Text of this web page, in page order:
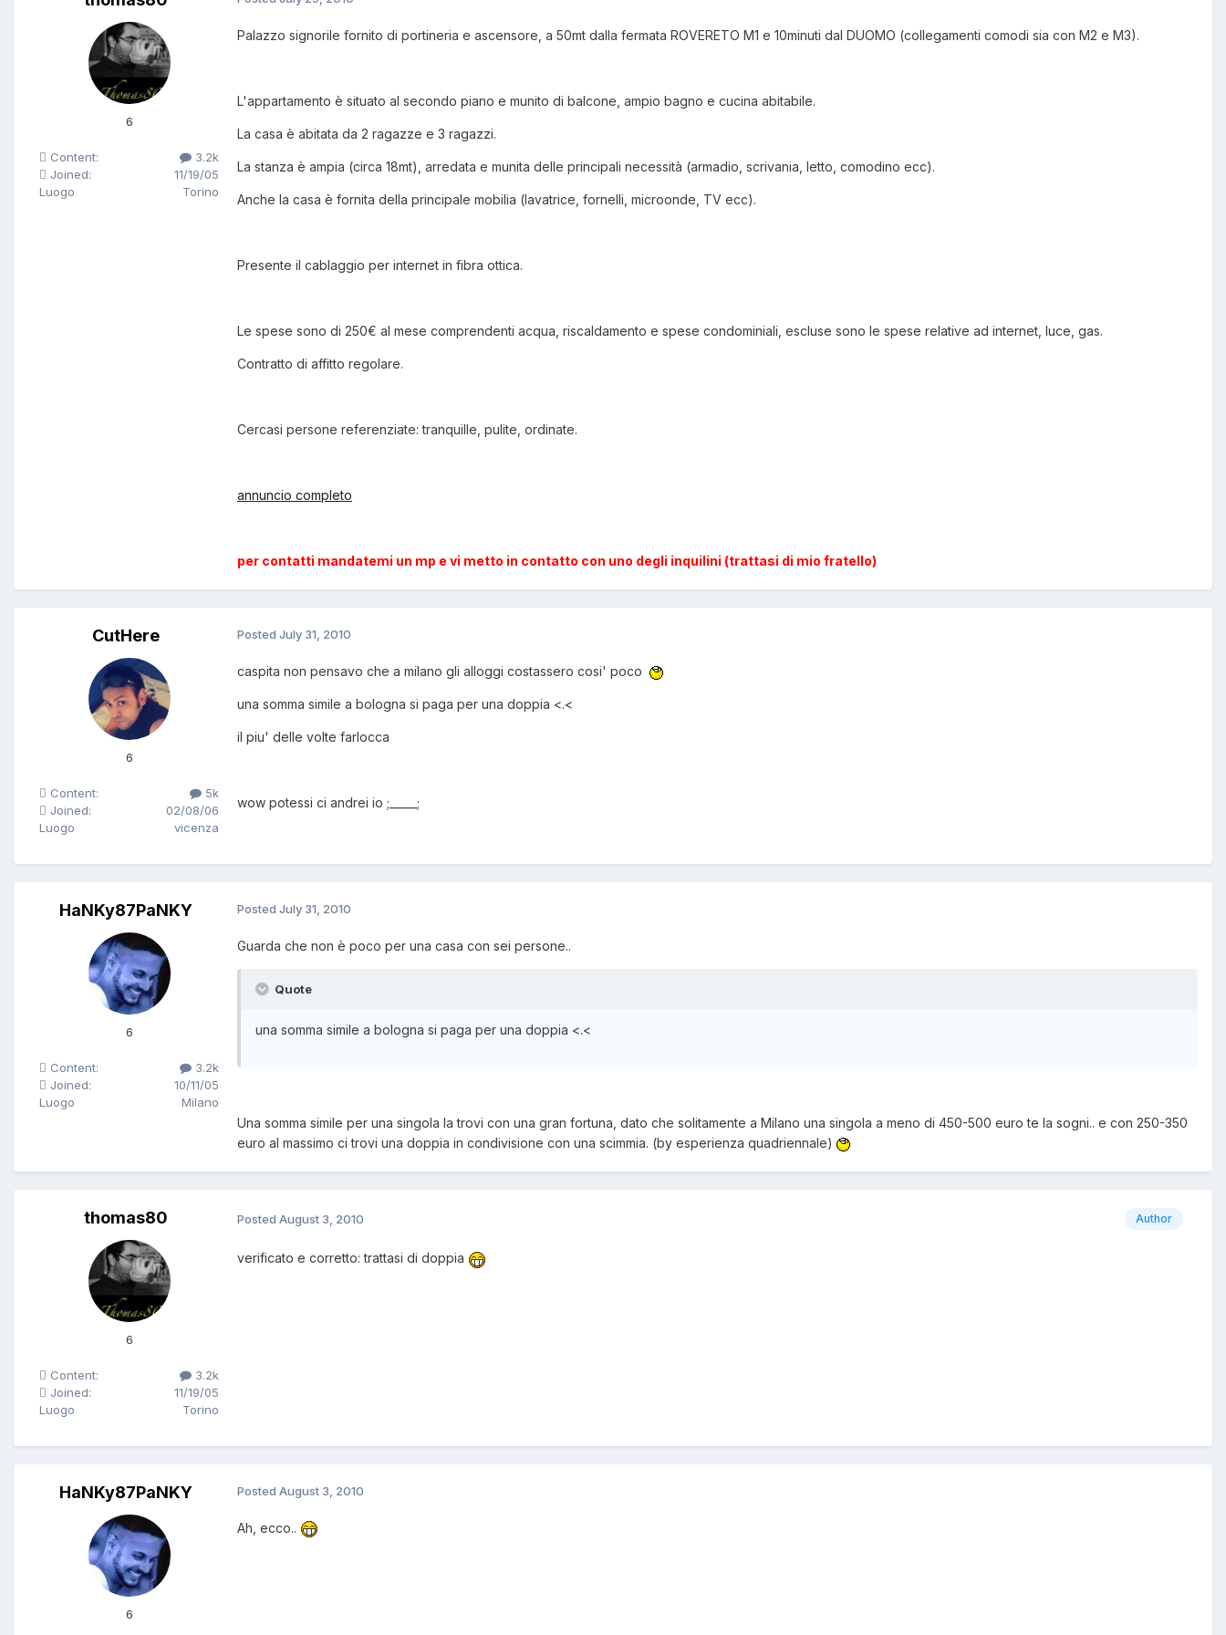
6
Content:
3.2k
Joined:
11/19/05
Luogo
Torino
Palazzo signorile fornito di portineria e ascensore, a 50mt dalla fermata ROVERETO M1 e 10minuti dal DUOMO (collegamenti comodi sia con M2 e M3).
L'appartamento è situato al secondo piano e munito di balcone, ampio bagno e cucina abitabile.
La casa è abitata da 2 ragazze e 3 ragazzi.
La stanza è ampia (circa 18mt), arredata e munita delle principali necessità (armadio, scrivania, letto, comodino ecc).
Anche la casa è fornita della principale mobilia (lavatrice, fornelli, microonde, TV ecc).
Presente il cablaggio per internet in fibra ottica.
Le spese sono di 250€ al mese comprendenti acqua, riscaldamento e spese condominiali, escluse sono le spese relative ad internet, luce, gas.
Contratto di affitto regolare.
Cercasi persone referenziate: tranquille, pulite, ordinate.
annuncio completo
per contatti mandatemi un mp e vi metto in contatto con uno degli inquilini (trattasi di mio fratello)
CutHere
6
Content:
5k
Joined:
02/08/06
Luogo
vicenza
Posted July 31, 2010
caspita non pensavo che a milano gli alloggi costassero cosi' poco
una somma simile a bologna si paga per una doppia <.<
il piu' delle volte farlocca
wow potessi ci andrei io ;_____;
HaNKy87PaNKY
6
Content:
3.2k
Joined:
10/11/05
Luogo
Milano
Posted July 31, 2010
Guarda che non è poco per una casa con sei persone..
Quote
una somma simile a bologna si paga per una doppia <.<
Una somma simile per una singola la trovi con una gran fortuna, dato che solitamente a Milano una singola a meno di 450-500 euro te la sogni.. e con 250-350
euro al massimo ci trovi una doppia in condivisione con una scimmia. (by esperienza quadriennale)
thomas80
6
Content:
3.2k
Joined:
11/19/05
Luogo
Torino
Author
Posted August 3, 2010
verificato e corretto: trattasi di doppia
HaNKy87PaNKY
6
Posted August 3, 2010
Ah, ecco..